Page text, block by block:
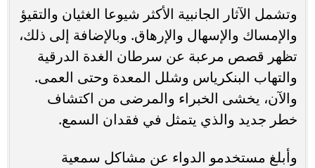
وتشمل الآثار الجانبية الأكثر شيوعا الغثيان والتقيؤ
والإمساك والإسهال والإرهاق. وبالإضافة إلى ذلك،
تظهر قصص مرعبة عن سرطان الغدة الدرقية
والتهاب البنكرياس وشلل المعدة وحتى العمى.
والآن، يخشى الخبراء والمرضى من اكتشاف
خطر جديد والذي يتمثل في فقدان السمع.
وأبلغ مستخدمو الدواء عن مشاكل سمعية